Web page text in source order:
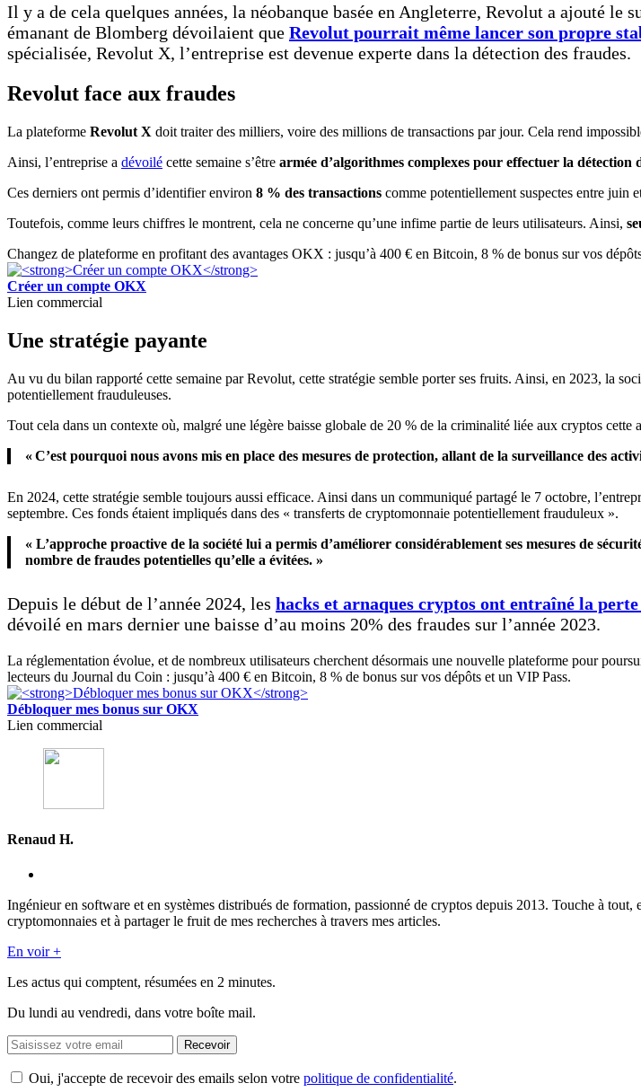
Il y a de cela quelques années, la néobanque basée en Angleterre, Revolut a ajouté le
émanant de Blomberg dévoilaient que Revolut pourrait même lancer son propre
spécialisée, Revolut X, l’entreprise est devenue experte dans la détection des fraudes.
Revolut face aux fraudes
La plateforme Revolut X doit traiter des milliers, voire des millions de transactions par jour. Cela rend
Ainsi, l’entreprise a dévoilé cette semaine s’être armée d’algorithmes complexes pour effectuer la détection
Ces derniers ont permis d’identifier environ 8 % des transactions comme potentiellement suspectes entre juin
Toutefois, comme leurs chiffres le montrent, cela ne concerne qu’une infime partie de leurs utilisateurs. Ainsi,
Changez de plateforme en profitant des avantages OKX : jusqu’à 400 € en Bitcoin, 8 % de bonus sur vos
Créer un compte OKX
Lien commercial
Une stratégie payante
Au vu du bilan rapporté cette semaine par Revolut, cette stratégie semble porter ses fruits. Ainsi, en 2023, la
potentiellement frauduleuses.
Tout cela dans un contexte où, malgré une légère baisse globale de 20 % de la criminalité liée aux cryptos cette
« C’est pourquoi nous avons mis en place des mesures de protection, allant de la surveillance des
En 2024, cette stratégie semble toujours aussi efficace. Ainsi dans un communiqué partagé le 7 octobre,
septembre. Ces fonds étaient impliqués dans des « transferts de cryptomonnaie potentiellement frauduleux ».
« L’approche proactive de la société lui a permis d’améliorer considérablement ses mesures de
nombre de fraudes potentielles qu’elle a évitées. »
Depuis le début de l’année 2024, les hacks et arnaques cryptos ont entraîné la
dévoilé en mars dernier une baisse d’au moins 20% des fraudes sur l’année 2023.
La réglementation évolue, et de nombreux utilisateurs cherchent désormais une nouvelle plateforme pour
lecteurs du Journal du Coin : jusqu’à 400 € en Bitcoin, 8 % de bonus sur vos dépôts et un VIP Pass.
Débloquer mes bonus sur OKX
Lien commercial
Renaud H.
Ingénieur en software et en systèmes distribués de formation, passionné de cryptos depuis 2013. Touche à
cryptomonnaies et à partager le fruit de mes recherches à travers mes articles.
En voir +
Les actus qui comptent, résumées en 2 minutes.
Du lundi au vendredi, dans votre boîte mail.
Recevoir
Oui, j'accepte de recevoir des emails selon votre politique de confidentialité.